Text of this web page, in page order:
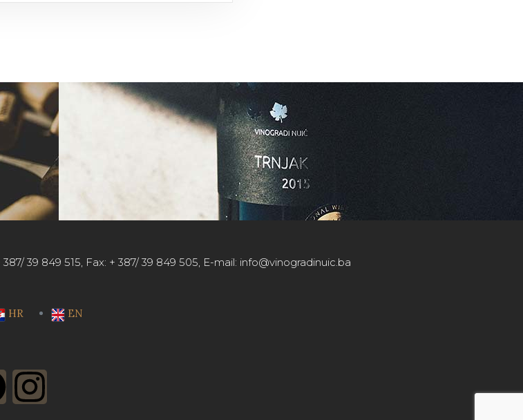
39 849 515, Fax: + 387/ 39 849 505, E-mail: info@vinogradinuic.ba
HR EN